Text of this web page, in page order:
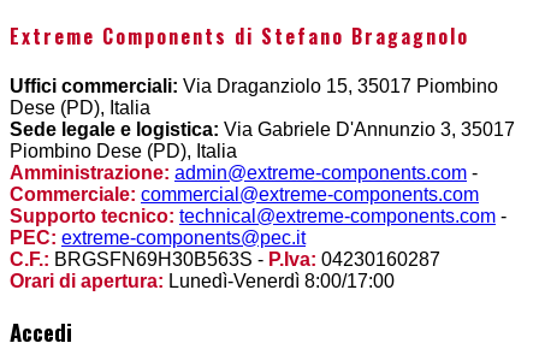
Extreme Components di Stefano Bragagnolo
Uffici commerciali: Via Draganziolo 15, 35017 Piombino
Dese (PD), Italia
Sede legale e logistica: Via Gabriele D'Annunzio 3, 35017
Piombino Dese (PD), Italia
Amministrazione: admin@extreme-components.com -
Commerciale: commercial@extreme-components.com
Supporto tecnico: technical@extreme-components.com -
PEC: extreme-components@pec.it
C.F.: BRGSFN69H30B563S - P.Iva: 04230160287
Orari di apertura: Lunedì-Venerdì 8:00/17:00
Accedi